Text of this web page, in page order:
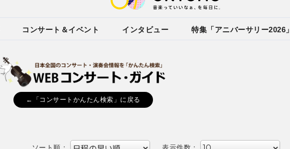
コンサート＆イベント インタビュー 特集「アニバーサリー2026」
←「コンサートかんたん検索」に戻る
ソート順： 表示件数：